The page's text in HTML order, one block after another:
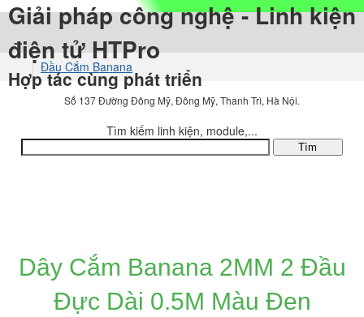
Giải pháp công nghệ - Linh kiện
điện tử HTPro
Hợp tác cùng phát triển
Đầu Cắm Banana
Dây cắm Banana
Số 137 Đường Đông Mỹ, Đông Mỹ, Thanh Trì, Hà Nội.
Tìm kiếm linh kiện, module,...
Dây Cắm Banana 2MM 2 Đầu
Đực Dài 0.5M Màu Đen